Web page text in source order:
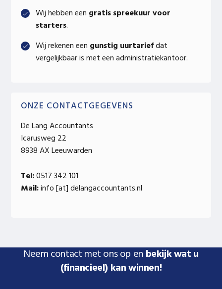
Wij hebben een gratis spreekuur voor
starters.
Wij rekenen een gunstig uurtariefdat
vergelijkbaar is met een administratiekantoor.
ONZE CONTACTGEGEVENS
De Lang Accountants
Icarusweg 22
8938 AX Leeuwarden
Tel:0517 342 101
Mail:info [at] delangaccountants.nl
Neem contact met ons op en bekijk wat u
(financieel) kan winnen!